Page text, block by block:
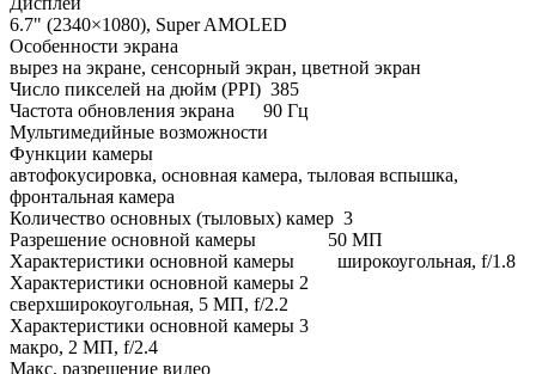
6.7" (2340×1080), Super AMOLED
Особенности экрана
вырез на экране, сенсорный экран, цветной экран
Число пикселей на дюйм (PPI) 385
Частота обновления экрана 90 Гц
Мультимедийные возможности
Функции камеры
автофокусировка, основная камера, тыловая вспышка,
фронтальная камера
Количество основных (тыловых) камер 3
Разрешение основной камеры 50 МП
Характеристики основной камеры широкоугольная, f/1.8
Характеристики основной камеры 2
сверхширокоугольная, 5 МП, f/2.2
Характеристики основной камеры 3
макро, 2 МП, f/2.4
Макс. разрешение видео